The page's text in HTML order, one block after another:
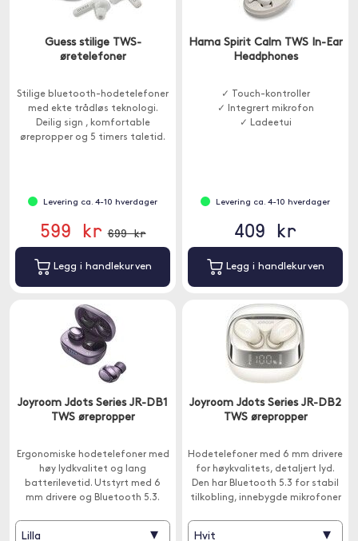
Guess stilige TWS-
øretelefoner
Stilige bluetooth-hodetelefoner
med ekte trådløs teknologi.
Deilig sign , komfortable
ørepropper og 5 timers taletid.
Levering ca. 4-10 hverdager
599 kr 699 kr
Legg i handlekurven
Hama Spirit Calm TWS In-Ear
Headphones
✓ Touch-kontroller
✓ Integrert mikrofon
✓ Ladeetui
Levering ca. 4-10 hverdager
409 kr
Legg i handlekurven
Joyroom Jdots Series JR-DB1
TWS ørepropper
Ergonomiske hodetelefoner med
høy lydkvalitet og lang
batterilevetid. Utstyrt med 6
mm drivere og Bluetooth 5.3.
Lilla ▾
Joyroom Jdots Series JR-DB2
TWS ørepropper
Hodetelefoner med 6 mm drivere
for høykvalitets, detaljert lyd.
Den har Bluetooth 5.3 for stabil
tilkobling, innebygde mikrofoner
Hvit ▾